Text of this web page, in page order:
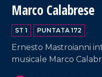
Marco Calabrese
ST 1 PUNTATA 172
Ernesto Mastroianni
musicale Marco
VAI AL TITOLO